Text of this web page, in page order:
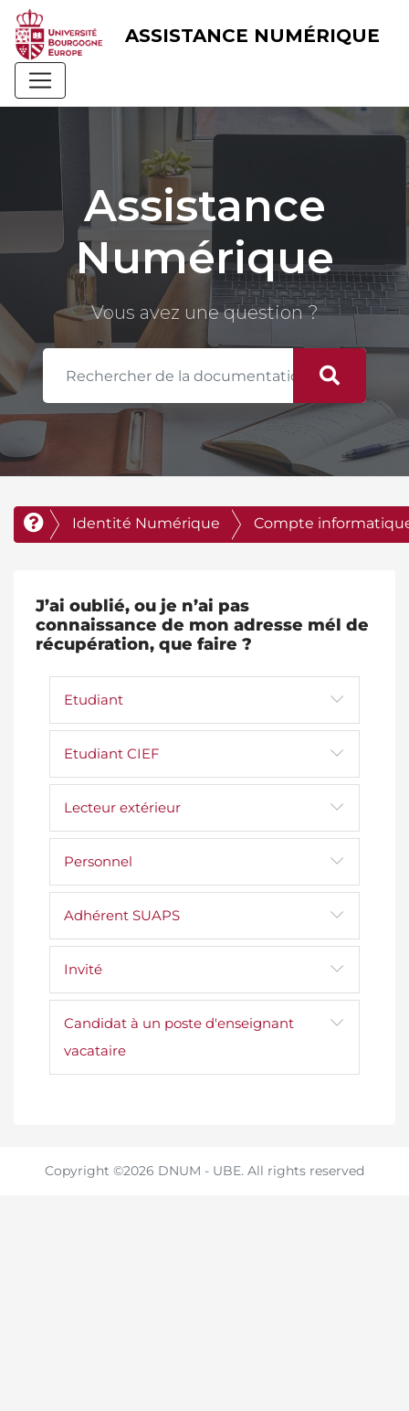
Skip
content
ASSISTANCE NUMÉRIQUE
Assistance
Numérique
Vous avez une question ?
Identité Numérique Compte
J’ai oublié, ou je n’ai pas
connaissance de mon adresse mél de
récupération, que faire ?
Etudiant
Etudiant CIEF
Lecteur extérieur
Personnel
Adhérent SUAPS
Invité
Candidat à un poste d'enseignant
vacataire
Copyright ©2026 DNUM - UBE. All rights reserved